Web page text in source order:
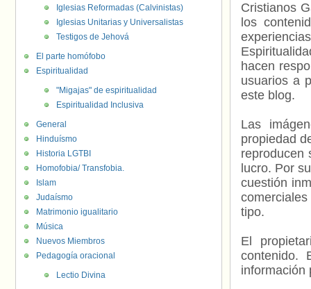
Cristianos
los
hacen
usuarios a
este blog.
Las
propiedad
reproducen
lucro. Por
cuestión
tipo.
El
contenido.
información
Iglesias Reformadas (Calvinistas)
Iglesias Unitarias y Universalistas
Testigos de Jehová
El parte homófobo
Espiritualidad
"Migajas" de espiritualidad
Espiritualidad Inclusiva
General
Hinduísmo
Historia LGTBI
Homofobia/ Transfobia.
Islam
Judaísmo
Matrimonio igualitario
Música
Nuevos Miembros
Pedagogía oracional
Lectio Divina